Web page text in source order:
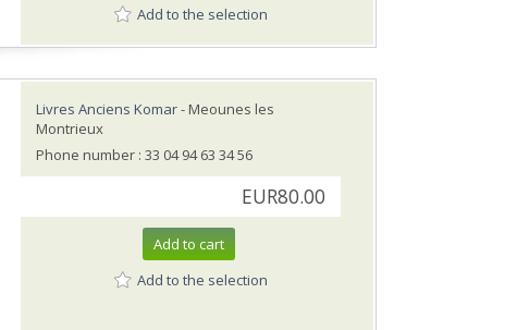
Add to the selection
Livres Anciens Komar- Meounes les
Montrieux
Phone number : 33 04 94 63 34 56
EUR80.00
Add to cart
Add to the selection